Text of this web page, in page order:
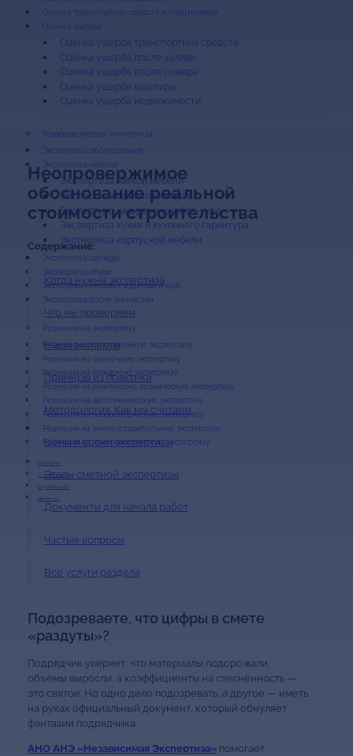
Оценка транспортных средств и спецтехники
Оценка ущерба
Оценка ущерба транспортных средств
Оценка ущерба после залива
Оценка ущерба после пожара
Оценка ущерба квартиры
Оценка ущерба недвижимости
Экспертиза оборудования
Экспертиза мебели
Экспертиза мягкой мебели
Экспертиза офисной мебели
Экспертиза шкафов и шкафов-купе
Экспертиза кухни и кухонного гарнитура
Экспертиза корпусной мебели
Экспертиза одежды
Экспертиза обуви
Экспертиза меховых изделий и шуб
Экспертиза после химчистки
Рецензия на строительную экспертизу
Рецензия на оценочную экспертизу
Рецензия на пожарную экспертизу
Рецензия на инженерно-техническую экспертизу
Рецензия на автотехническую экспертизу
Рецензия на товароведческую экспертизу
Рецензия на землеустроительную экспертизу
Рецензия на почерковедческую экспертизу
Контакты
О компании
Сертификаты
Вакансии
Неопровержимое
обоснование реальной
стоимости строительства
Содержание:
Когда нужна экспертиза
Что мы проверяем
Наши эксперты
Примеры из практики
Методология. Как мы считаем
Цены и сроки экспертизы
Этапы сметной экспертизы
Документы для начала работ
Частые вопросы
Все услуги раздела
Подозреваете, что цифры в смете
«раздуты»?
Подрядчик уверяет, что материалы подорожали,
объёмы выросли, а коэффициенты на стеснённость —
это святое. Но одно дело подозревать, а другое — иметь
на руках официальный документ, который обнуляет
фантазии подрядчика.
АНО АНЭ «Независимая Экспертиза»помогает